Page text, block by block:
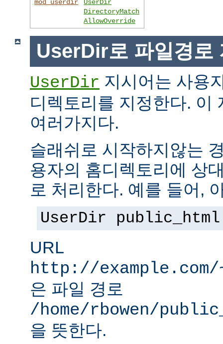
mod_userdir
UserDir
DirectoryMatch
AllowOverride
UserDir로 파일경로
UserDir 지시어는 사용
디렉토리를 지정한다. 이
여러가지다.
슬래쉬로 시작하지않는
용자의 홈디렉토리에 상
로 처리한다. 예를 들어,
UserDir public_html
URL
http://
은 파일 경로
/home/rbowen/
을 뜻한다.